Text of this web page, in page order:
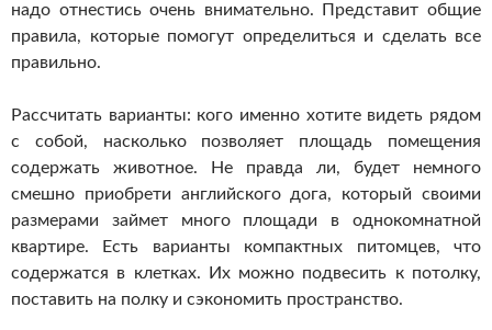
надо отнестись очень внимательно. Представит общие
правила, которые помогут определиться и сделать все
правильно.
Рассчитать варианты: кого именно хотите видеть рядом
с собой, насколько позволяет площадь помещения
содержать животное. Не правда ли, будет немного
смешно приобрети английского дога, который своими
размерами займет много площади в однокомнатной
квартире. Есть варианты компактных питомцев, что
содержатся в клетках. Их можно подвесить к потолку,
поставить на полку и сэкономить пространство.